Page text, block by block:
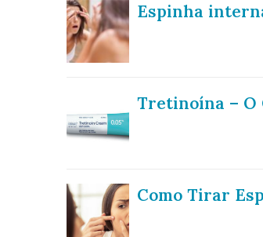
Espinha
Tretinoína – O
Como Tirar